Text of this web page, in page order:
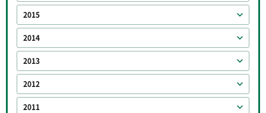
2015
2014
2013
2012
2011